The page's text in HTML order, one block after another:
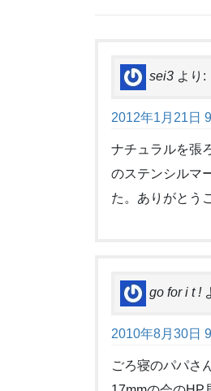
sei3 より:
2012年1月21日
ナチュラルを張
のステンシルマ
た。ありがとう
go for i t !
2010年8月30日
ごろ寝のパパさ